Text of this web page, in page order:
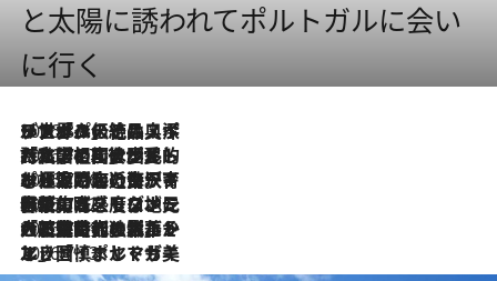
と太陽に誘われてポルトガルに会い
に行く
2026.8.8
リスボンの絶品スイーツ「パステル・デ・ナタ」とは？ポルトガル伝統の奥深い世界へ
2026.7.27
「私の祖国はポルトガル語です」国民的詩人フェルナンド・ペソアと、彼が愛した文学の街を歩く
2026.7.26
ポルトガル近海が育む極上の海の幸。キリリと冷えた白ワインと愉しむ、シーフード専門店の贅沢
2026.7.22
伝統の味をモダンに昇華。高感度な地元客が集う、リスボンの最旬ガストロノミー
2026.7.21
大航海時代の栄華から、震災、独裁、そして革命へ。ポルトガル・首都リスボンの石畳に刻まれた「歴史の光と影」
2026.7.13
エッセイ・ヤマザキマリ「慎ましくも美しき国 ポルトガル」